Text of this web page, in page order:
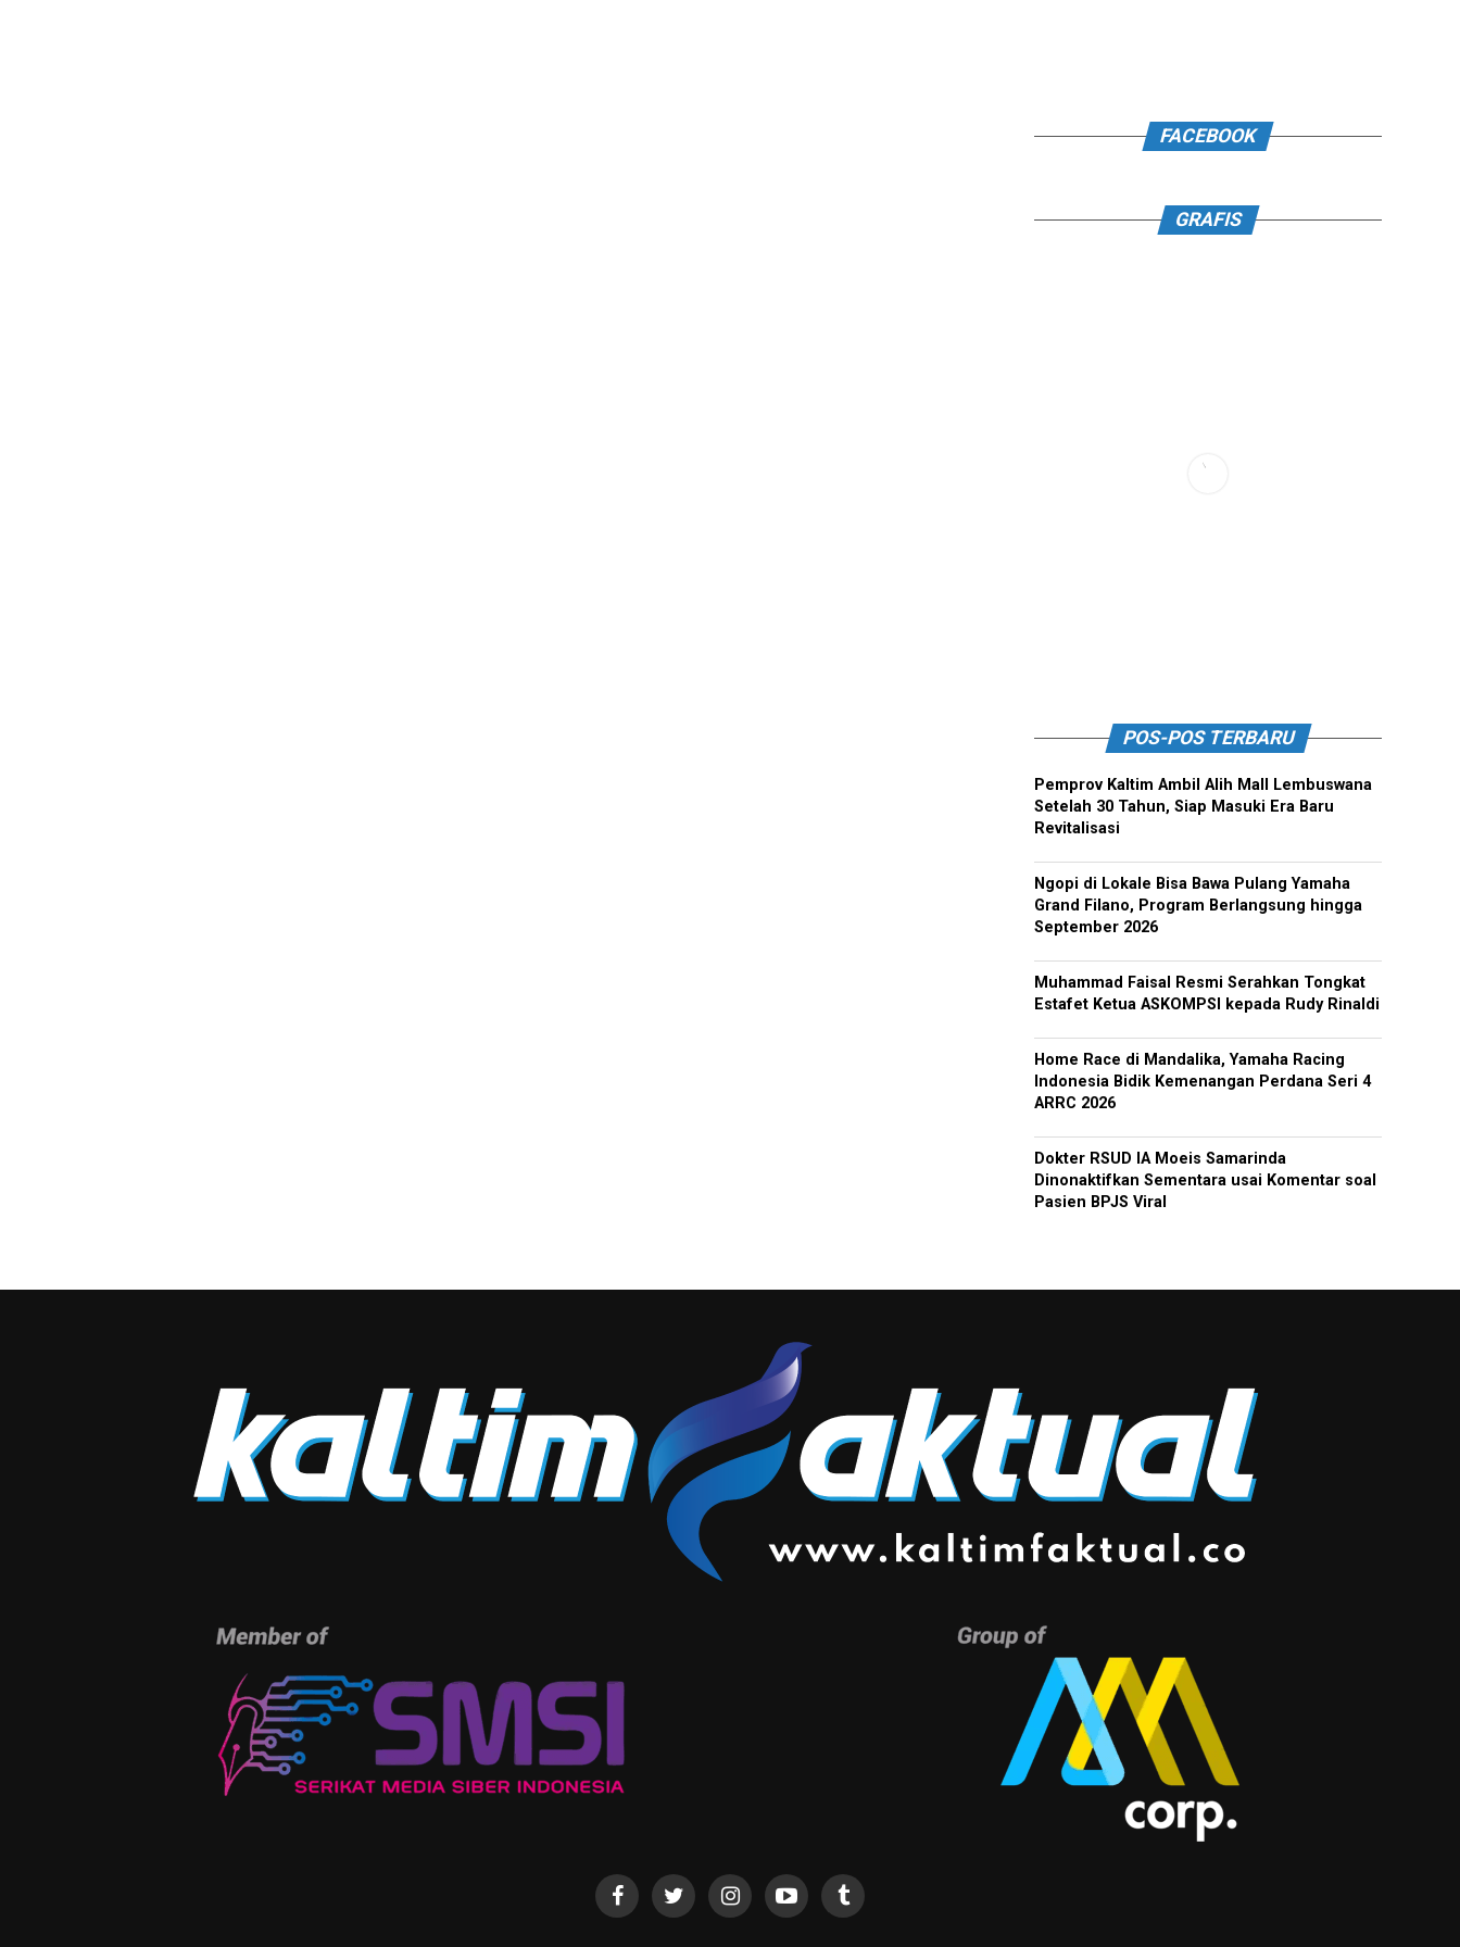
FACEBOOK
GRAFIS
POS-POS TERBARU
Pemprov Kaltim Ambil Alih Mall Lembuswana
Setelah 30 Tahun, Siap Masuki Era Baru
Revitalisasi
Ngopi di Lokale Bisa Bawa Pulang Yamaha
Grand Filano, Program Berlangsung hingga
September 2026
Muhammad Faisal Resmi Serahkan Tongkat
Estafet Ketua ASKOMPSI kepada Rudy Rinaldi
Home Race di Mandalika, Yamaha Racing
Indonesia Bidik Kemenangan Perdana Seri 4
ARRC 2026
Dokter RSUD IA Moeis Samarinda
Dinonaktifkan Sementara usai Komentar soal
Pasien BPJS Viral